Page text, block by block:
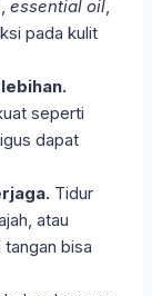
, essential oil,
pada kulit
seperti
dapat
Tidur
atau
bisa